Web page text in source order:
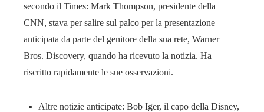
secondo il Times: Mark Thompson, presidente della
CNN, stava per salire sul palco per la presentazione
anticipata da parte del genitore della sua rete, Warner
Bros. Discovery, quando ha ricevuto la notizia. Ha
riscritto rapidamente le sue osservazioni.
Altre notizie anticipate: Bob Iger, il capo della Disney,